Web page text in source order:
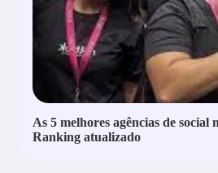
As 5 melhores agências de social
Ranking atualizado